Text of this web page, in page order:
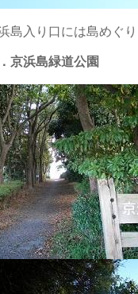
島入り口には島めぐ
京浜島緑道公園